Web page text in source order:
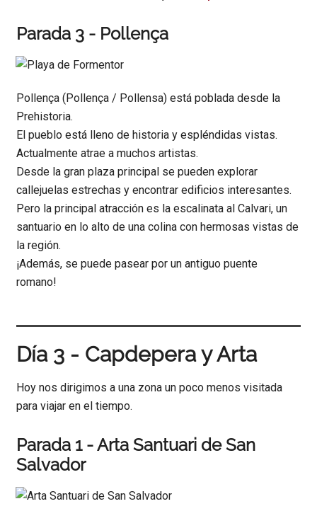
Parada 3 - Pollença
Pollença (Pollença / Pollensa) está poblada desde la
Prehistoria.
El pueblo está lleno de historia y espléndidas vistas.
Actualmente atrae a muchos artistas.
Desde la gran plaza principal se pueden explorar
callejuelas estrechas y encontrar edificios interesantes.
Pero la principal atracción es la escalinata al Calvari, un
santuario en lo alto de una colina con hermosas vistas de
la región.
¡Además, se puede pasear por un antiguo puente
romano!
Día 3 - Capdepera y Arta
Hoy nos dirigimos a una zona un poco menos visitada
para viajar en el tiempo.
Parada 1 - Arta Santuari de San
Salvador